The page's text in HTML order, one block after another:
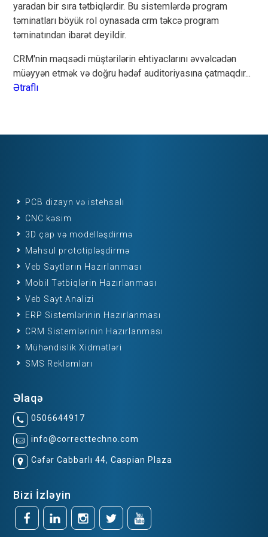
yaradan bir sıra tətbiqlərdir. Bu sistemlərdə program
təminatları böyük rol oynasada crm təkcə program
təminatından ibarət deyildir.
CRM'nin məqsədi müştərilərin ehtiyaclarını əvvəlcədən
müəyyən etmək və doğru hədəf auditoriyasına çatmaqdır...
Ətraflı
PCB dizayn və istehsalı
CNC kəsim
3D çap və modelləşdirmə
Məhsul prototipləşdirmə
Veb Saytların Hazırlanması
Mobil Tətbiqlərin Hazırlanması
Veb Sayt Analizi
ERP Sistemlərinin Hazırlanması
CRM Sistemlərinin Hazırlanması
Mühəndislik Xidmətləri
SMS Reklamları
Əlaqə
0506644917
info@correcttechno.com
Cəfər Cabbarlı 44, Caspian Plaza
Bizi İzləyin